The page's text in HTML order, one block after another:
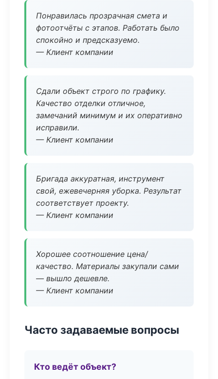
Понравилась прозрачная смета и
фотоотчёты с этапов. Работать было
спокойно и предсказуемо.
— Клиент компании
Сдали объект строго по графику.
Качество отделки отличное,
замечаний минимум и их оперативно
исправили.
— Клиент компании
Бригада аккуратная, инструмент
свой, ежевечерняя уборка. Результат
соответствует проекту.
— Клиент компании
Хорошее соотношение цена/
качество. Материалы закупали сами
— вышло дешевле.
— Клиент компании
Часто задаваемые вопросы
Кто ведёт объект?